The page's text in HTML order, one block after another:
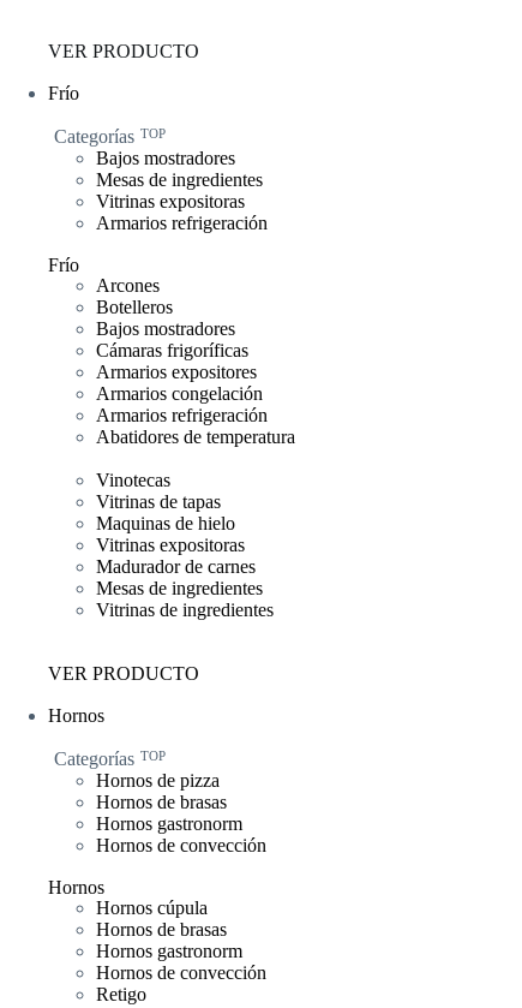
VER PRODUCTO
Frío
Categorías TOP
Bajos mostradores
Mesas de ingredientes
Vitrinas expositoras
Armarios refrigeración
Frío
Arcones
Botelleros
Bajos mostradores
Cámaras frigoríficas
Armarios expositores
Armarios congelación
Armarios refrigeración
Abatidores de temperatura
Vinotecas
Vitrinas de tapas
Maquinas de hielo
Vitrinas expositoras
Madurador de carnes
Mesas de ingredientes
Vitrinas de ingredientes
VER PRODUCTO
Hornos
Categorías TOP
Hornos de pizza
Hornos de brasas
Hornos gastronorm
Hornos de convección
Hornos
Hornos cúpula
Hornos de brasas
Hornos gastronorm
Hornos de convección
Retigo